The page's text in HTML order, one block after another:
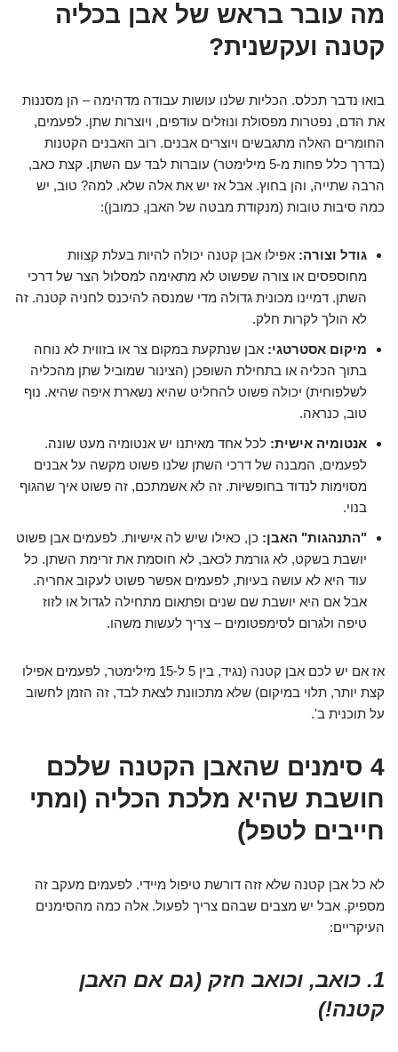
מה עובר בראש של אבן בכליה
קטנה ועקשנית?
בואו נדבר תכלס. הכליות שלנו עושות עבודה מדהימה – הן מסננות
את הדם, נפטרות מפסולת ונוזלים עודפים, ויוצרות שתן. לפעמים,
החומרים האלה מתגבשים ויוצרים אבנים. רוב האבנים הקטנות
(בדרך כלל פחות מ-5 מילימטר) עוברות לבד עם השתן. קצת כאב,
הרבה שתייה, והן בחוץ. אבל אז יש את אלה שלא. למה? טוב, יש
כמה סיבות טובות (מנקודת מבטה של האבן, כמובן):
גודל וצורה: אפילו אבן קטנה יכולה להיות בעלת קצוות
מחוספסים או צורה שפשוט לא מתאימה למסלול הצר של דרכי
השתן. דמיינו מכונית גדולה מדי שמנסה להיכנס לחניה קטנה. זה
לא הולך לקרות חלק.
מיקום אסטרטגי: אבן שנתקעת במקום צר או בזווית לא נוחה
בתוך הכליה או בתחילת השופכן (הצינור שמוביל שתן מהכליה
לשלפוחית) יכולה פשוט להחליט שהיא נשארת איפה שהיא. נוף
טוב, כנראה.
אנטומיה אישית: לכל אחד מאיתנו יש אנטומיה מעט שונה.
לפעמים, המבנה של דרכי השתן שלנו פשוט מקשה על אבנים
מסוימות לנדוד בחופשיות. זה לא אשמתכם, זה פשוט איך שהגוף
בנוי.
"התנהגות" האבן: כן, כאילו שיש לה אישיות. לפעמים אבן פשוט
יושבת בשקט, לא גורמת לכאב, לא חוסמת את זרימת השתן. כל
עוד היא לא עושה בעיות, לפעמים אפשר פשוט לעקוב אחריה.
אבל אם היא יושבת שם שנים ופתאום מתחילה לגדול או לזוז
טיפה ולגרום לסימפטומים – צריך לעשות משהו.
אז אם יש לכם אבן קטנה (נגיד, בין 5 ל-15 מילימטר, לפעמים אפילו
קצת יותר, תלוי במיקום) שלא מתכוונת לצאת לבד, זה הזמן לחשוב
על תוכנית ב'.
4 סימנים שהאבן הקטנה שלכם
חושבת שהיא מלכת הכליה (ומתי
חייבים לטפל)
לא כל אבן קטנה שלא זזה דורשת טיפול מיידי. לפעמים מעקב זה
מספיק. אבל יש מצבים שבהם צריך לפעול. אלה כמה מהסימנים
העיקריים:
1. כואב, וכואב חזק (גם אם האבן
קטנה!)